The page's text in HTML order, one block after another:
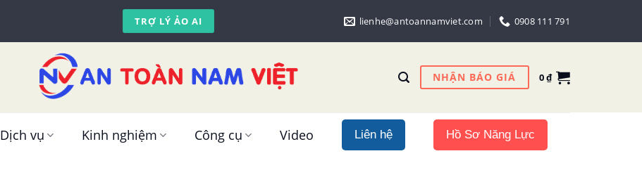
TRỢ LÝ ẢO AI lienhe@antoannamviet.com 0908 111 791
NHẬN BÁO GIÁ 0₫
Dịch vụ Kinh nghiệm Công cụ Video Liên hệ Hồ Sơ Năng Lực